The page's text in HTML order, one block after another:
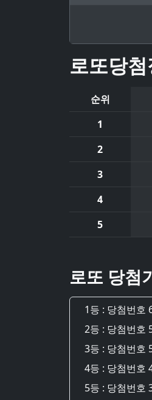
로또당
순위
1
2
3
4
5
로또 당첨
1등 : 당첨번호
2등 : 당첨번호
3등 : 당첨번호
4등 : 당첨번호
5등 : 당첨번호